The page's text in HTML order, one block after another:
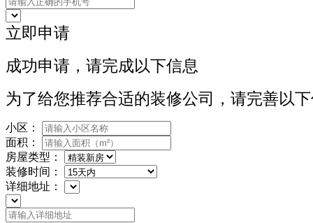
立即申请
成功申请，请完成以下信息
为了给您推荐合适的装修公司，请完善以
小区：
面积：
房屋类型：
装修时间：
详细地址：